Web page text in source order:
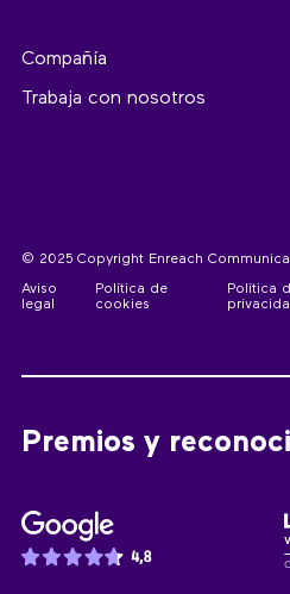
Compañía
Trabaja con nosotros
© 2025 Copyright Enreach
Aviso
legal
Política de
cookies
Política
Premios y